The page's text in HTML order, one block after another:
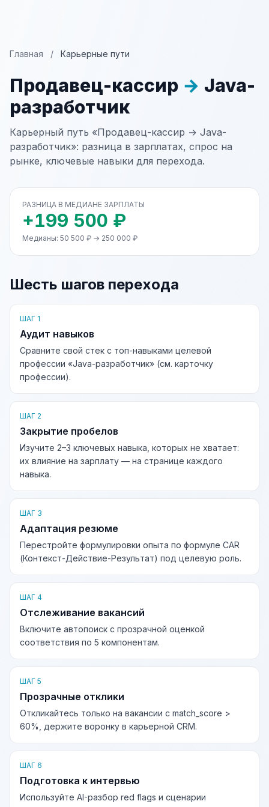
Главная / Карьерные пути
Продавец-кассир → Java-
разработчик
Карьерный путь «Продавец-кассир → Java-
разработчик»: разница в зарплатах, спрос на
рынке, ключевые навыки для перехода.
РАЗНИЦА В МЕДИАНЕ ЗАРПЛАТЫ
+199 500 ₽
Медианы: 50 500 ₽ → 250 000 ₽
Шесть шагов перехода
ШАГ 1
Аудит навыков
Сравните свой стек с топ-навыками целевой
профессии «Java-разработчик» (см. карточку
профессии).
ШАГ 2
Закрытие пробелов
Изучите 2–3 ключевых навыка, которых не хватает:
их влияние на зарплату — на странице каждого
навыка.
ШАГ 3
Адаптация резюме
Перестройте формулировки опыта по формуле CAR
(Контекст-Действие-Результат) под целевую роль.
ШАГ 4
Отслеживание вакансий
Включите автопоиск с прозрачной оценкой
соответствия по 5 компонентам.
ШАГ 5
Прозрачные отклики
Откликайтесь только на вакансии с match_score >
60%, держите воронку в карьерной CRM.
ШАГ 6
Подготовка к интервью
Используйте AI-разбор red flags и сценарии